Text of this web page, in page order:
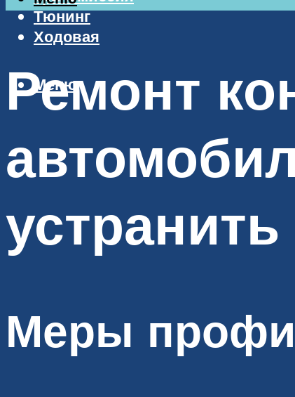
Тюнинг
Ходовая
Меню
Ремонт
Меры